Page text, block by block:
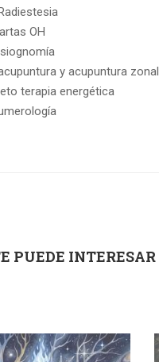
OH
y acupuntura zonal
terapia energética
PUEDE INTERESAR